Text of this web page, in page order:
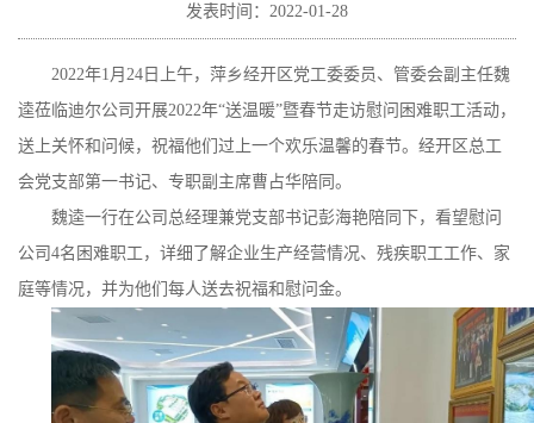
发表时间：2022-01-28
2022年1月24日上午，萍乡经开区党工委委员、管委会副主任魏
逵莅临迪尔公司开展2022年“送温暖”暨春节走访慰问困难职工活动，
送上关怀和问候，祝福他们过上一个欢乐温馨的春节。经开区总工
会党支部第一书记、专职副主席曹占华陪同。
魏逵一行在公司总经理兼党支部书记彭海艳陪同下，看望慰问
公司4名困难职工，详细了解企业生产经营情况、残疾职工工作、家
庭等情况，并为他们每人送去祝福和慰问金。